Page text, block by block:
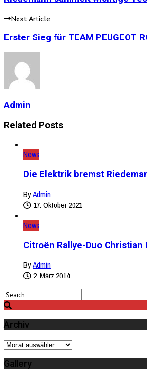
Next Article
Erster Sieg für TEAM PEUGEOT
Admin
Related Posts
News
Die Elektrik bremst
ByAdmin
17. Oktober 2021
News
Citroën Rallye-Duo
ByAdmin
2. März 2014
Archiv
Archiv
Gallery